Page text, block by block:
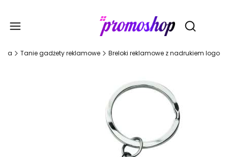
Otwórz
Tanie gadżety reklamowe Breloki reklamowe z nadrukiem logo